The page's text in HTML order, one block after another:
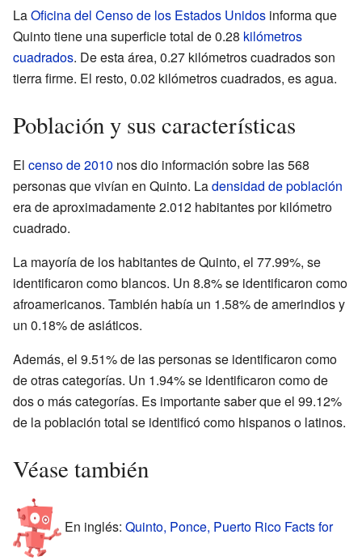
LaOficina del Censo de los Estados Unidos informa que
Quinto tiene una superficie total de 0.28 kilómetros
cuadrados. De esta área, 0.27 kilómetros cuadrados son
tierra firme. El resto, 0.02 kilómetros cuadrados, es agua.
Población y sus características
El censo de 2010 nos dio información sobre las 568
personas que vivían en Quinto. Ladensidad de población
era de aproximadamente 2.012 habitantes por kilómetro
cuadrado.
La mayoría de los habitantes de Quinto, el 77.99%, se
identificaron como blancos. Un 8.8% se identificaron como
afroamericanos. También había un 1.58% de amerindios y
un 0.18% de asiáticos.
Además, el 9.51% de las personas se identificaron como
de otras categorías. Un 1.94% se identificaron como de
dos o más categorías. Es importante saber que el 99.12%
de la población total se identificó como hispanos o latinos.
Véase también
En inglés: Quinto, Ponce, Puerto Rico Facts for